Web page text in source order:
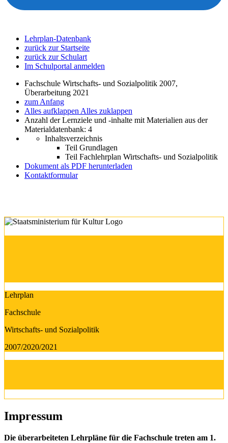
Lehrplan-Datenbank
zurück zur Startseite
zurück zur Schulart
Im Schulportal anmelden
Fachschule Wirtschafts- und Sozialpolitik 2007,
Überarbeitung 2021
zum Anfang
Alles aufklappen Alles zuklappen
Anzahl der Lernziele und -inhalte mit Materialien aus der
Materialdatenbank: 4
Inhaltsverzeichnis
Teil Grundlagen
Teil Fachlehrplan Wirtschafts- und Sozialpolitik
Dokument als PDF herunterladen
Kontaktformular
Lehrplan
Fachschule
Wirtschafts- und Sozialpolitik
2007/2020/2021
Impressum
Die überarbeiteten Lehrpläne für die Fachschule treten am 1.